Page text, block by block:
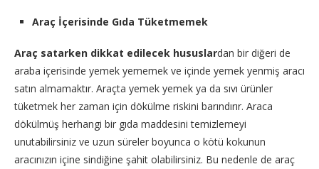
Araç İçerisinde Gıda Tüketmemek
Araç satarken dikkat edilecek hususlardan bir diğeri de
araba içerisinde yemek yememek ve içinde yemek yenmiş aracı
satın almamaktır. Araçta yemek yemek ya da sıvı ürünler
tüketmek her zaman için dökülme riskini barındırır. Araca
dökülmüş herhangi bir gıda maddesini temizlemeyi
unutabilirsiniz ve uzun süreler boyunca o kötü kokunun
aracınızın içine sindiğine şahit olabilirsiniz. Bu nedenle de araç